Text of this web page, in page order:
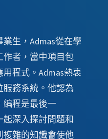
生，Admas從在學
者，當中項目包
程式。Admas熱衷
務系統。他認為
編程是最後一
深入探討問題和
雜的知識會使他